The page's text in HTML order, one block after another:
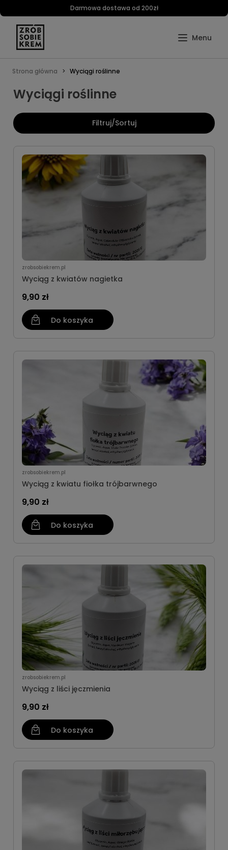
Darmowa dostawa od 200zł
Strona główna Wyciągi roślinne
Wyciągi roślinne
Filtruj/Sortuj
zrobsobiekrem.pl
Wyciąg z kwiatów nagietka
9,90 zł
Do koszyka
zrobsobiekrem.pl
Wyciąg z kwiatu fiołka trójbarwnego
9,90 zł
Do koszyka
zrobsobiekrem.pl
Wyciąg z liści jęczmienia
9,90 zł
Do koszyka